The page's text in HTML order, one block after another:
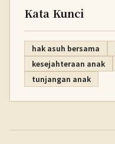
Kata Kunci
hak asuh bersama
kesejahteraan anak
tunjangan anak